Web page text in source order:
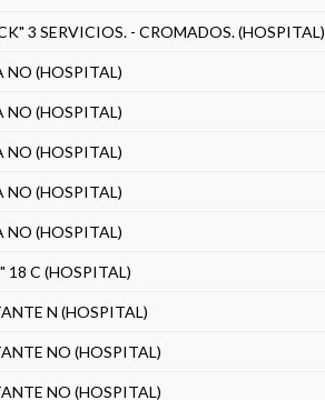
3 SERVICIOS. - CROMADOS. (HOSPITAL)
NO (HOSPITAL)
NO (HOSPITAL)
NO (HOSPITAL)
NO (HOSPITAL)
NO (HOSPITAL)
18 C (HOSPITAL)
N (HOSPITAL)
NO (HOSPITAL)
NO (HOSPITAL)